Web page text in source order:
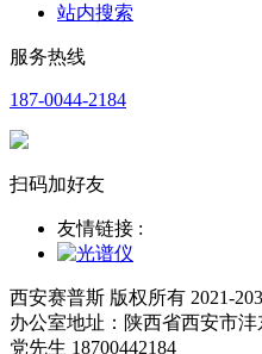
站内搜索
服务热线
187-0044-2184
扫码加好友
友情链接 :
西安赛普斯 版权所有 2021-
办公室地址：陕西省西安市
党先生 18700442184